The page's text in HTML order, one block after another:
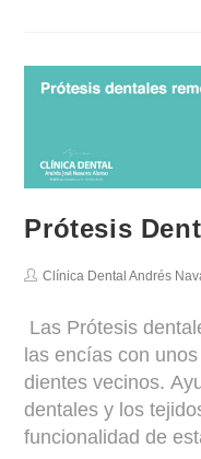
Prótesis
Clínica Dental Andrés
Las Prótesis
las encías con
dientes vecinos.
dentales y los
funcionalidad de